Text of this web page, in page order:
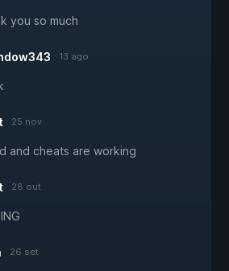
you so much
13 ago
25 nov
and cheats are working
28 out
26 set